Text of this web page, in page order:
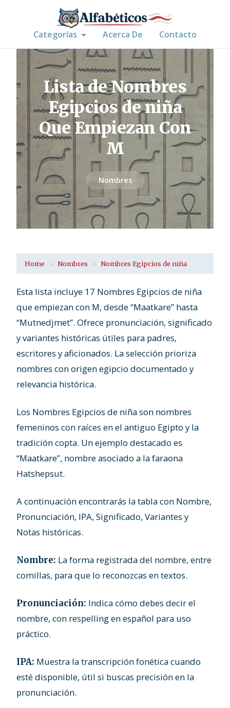
Categorías Acerca De Contacto
Lista de Nombres
Egipcios de niña
Que Empiezan Con
M
Nombres
Home Nombres Nombres Egipcios de niña
Esta lista incluye 17 Nombres Egipcios de niña
que empiezan con M, desde “Maatkare” hasta
“Mutnedjmet”. Ofrece pronunciación, significado
y variantes históricas útiles para padres,
escritores y aficionados. La selección prioriza
nombres con origen egipcio documentado y
relevancia histórica.
Los Nombres Egipcios de niña son nombres
femeninos con raíces en el antiguo Egipto y la
tradición copta. Un ejemplo destacado es
“Maatkare”, nombre asociado a la faraona
Hatshepsut.
A continuación encontrarás la tabla con Nombre,
Pronunciación, IPA, Significado, Variantes y
Notas históricas.
Nombre: La forma registrada del nombre, entre
comillas, para que lo reconozcas en textos.
Pronunciación: Indica cómo debes decir el
nombre, con respelling en español para uso
práctico.
IPA: Muestra la transcripción fonética cuando
esté disponible, útil si buscas precisión en la
pronunciación.